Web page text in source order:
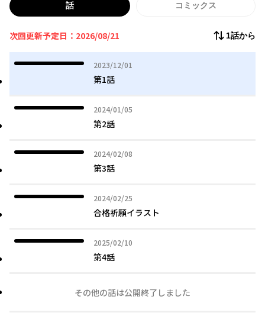
話 コミックス
次回更新予定日：2026/08/21 1話から
2023/12/01
2023年12月01日
第1話
2024/01/05
2024年01月05日
第2話
2024/02/08
2024年02月08日
第3話
2024/02/25
2024年02月25日
合格祈願イラスト
2025/02/10
2025年02月10日
第4話
その他の話は公開終了しました